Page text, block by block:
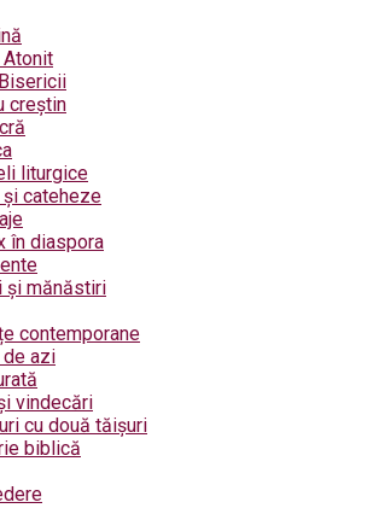
Atonit
creștin
liturgice
și cateheze
în diaspora
și mănăstiri
contemporane
de azi
vindecări
cu două tăișuri
biblică